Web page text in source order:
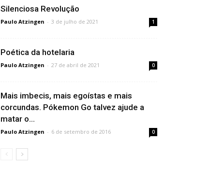
Silenciosa Revolução
Paulo Atzingen - 3 de julho de 2021 1
Poética da hotelaria
Paulo Atzingen - 27 de abril de 2021 0
Mais imbecis, mais egoí­stas e mais
corcundas. Pókemon Go talvez ajude a
matar o...
Paulo Atzingen - 6 de setembro de 2016 0